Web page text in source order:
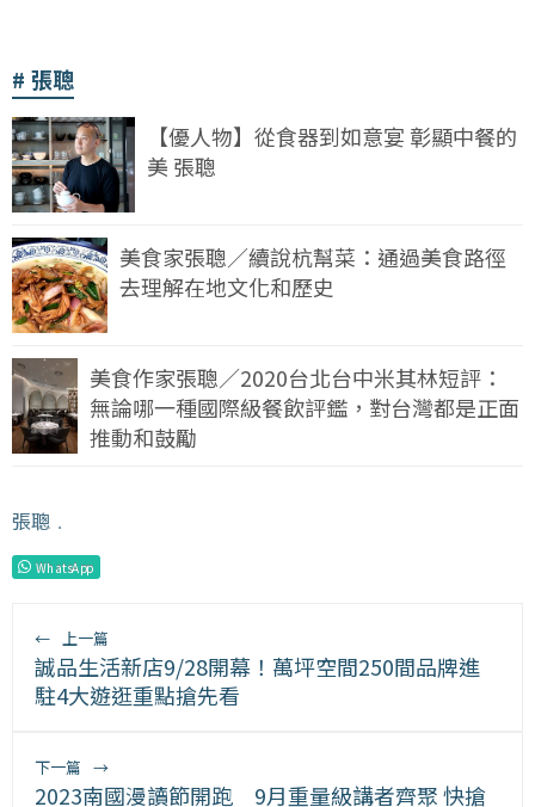
張聰
【優人物】從食器到如意宴 彰顯中餐的
美 張聰
美食家張聰／續說杭幫菜：通過美食路徑
去理解在地文化和歷史
美食作家張聰／2020台北台中米其林短評：
無論哪一種國際級餐飲評鑑，對台灣都是正面
推動和鼓勵
張聰 ﹒
WhatsApp
← 上一篇
誠品生活新店9/28開幕！萬坪空間250間品牌進
駐4大遊逛重點搶先看
下一篇 →
2023南國漫讀節開跑 9月重量級講者齊聚 快搶